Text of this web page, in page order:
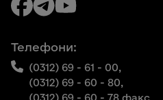
Телефони:
(0312) 69 - 61 - 00,
(0312) 69 - 60 - 80,
(0312) 69 - 60 - 78 факс